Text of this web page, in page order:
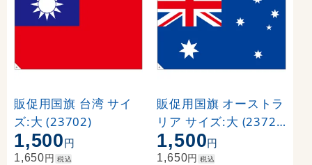
販促用国旗 台湾 サイ
ズ:大 (23702)
1,500円
1,650円 税込
販促用国旗 オーストラ
リア サイズ:大 (23723
)
1,500円
1,650円 税込